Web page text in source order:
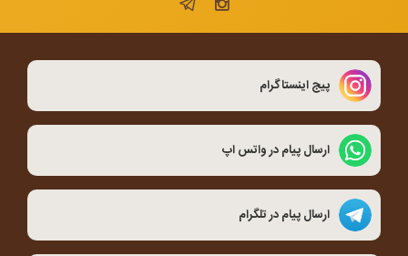
پیج اینستاگرام
ارسال پیام در واتس اپ
ارسال پیام در تلگرام